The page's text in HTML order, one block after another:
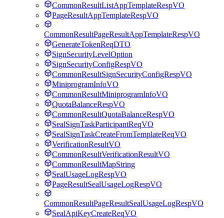
CommonResultListAppTemplateRespVO
PageResultAppTemplateRespVO
CommonResultPageResultAppTemplateRespVO
GenerateTokenReqDTO
SignSecurityLevelOption
SignSecurityConfigRespVO
CommonResultSignSecurityConfigRespVO
MiniprogramInfoVO
CommonResultMiniprogramInfoVO
QuotaBalanceRespVO
CommonResultQuotaBalanceRespVO
SealSignTaskParticipantReqVO
SealSignTaskCreateFromTemplateReqVO
VerificationResultVO
CommonResultVerificationResultVO
CommonResultMapString
SealUsageLogRespVO
PageResultSealUsageLogRespVO
CommonResultPageResultSealUsageLogRespVO
SealApiKeyCreateReqVO